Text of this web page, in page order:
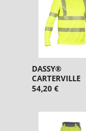
DASSY®
CARTERVILLE
54,20 €